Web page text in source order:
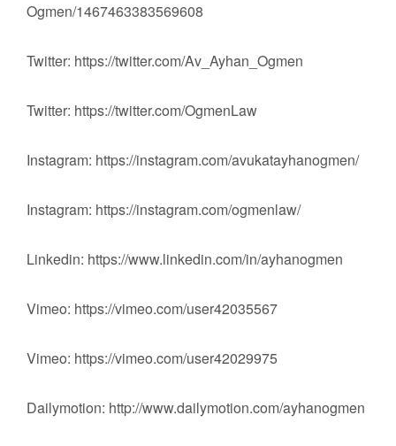
Ogmen/1467463383569608
Twitter: https://twitter.com/Av_Ayhan_Ogmen
Twitter: https://twitter.com/OgmenLaw
Instagram: https://instagram.com/avukatayhanogmen/
Instagram: https://instagram.com/ogmenlaw/
Linkedin: https://www.linkedin.com/in/ayhanogmen
Vimeo: https://vimeo.com/user42035567
Vimeo: https://vimeo.com/user42029975
Dailymotion: http://www.dailymotion.com/ayhanogmen